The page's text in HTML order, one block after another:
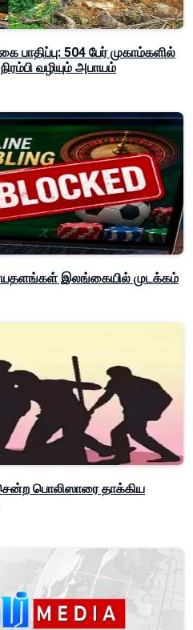
பாதிப்பு: 504 பேர் முகாம்களில்
வழியும் அபாயம்
இலங்கையில் முடக்கம்
சென்ற பொலிஸாரை தாக்கிய